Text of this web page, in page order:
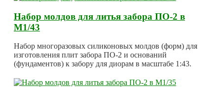
Набор молдов для литья забора ПО-2 в
М1/43
Набор многоразовых силиконовых молдов (форм) для
изготовления плит забора ПО-2 и оснований
(фундаментов) к забору для диорам в масштабе 1:43.